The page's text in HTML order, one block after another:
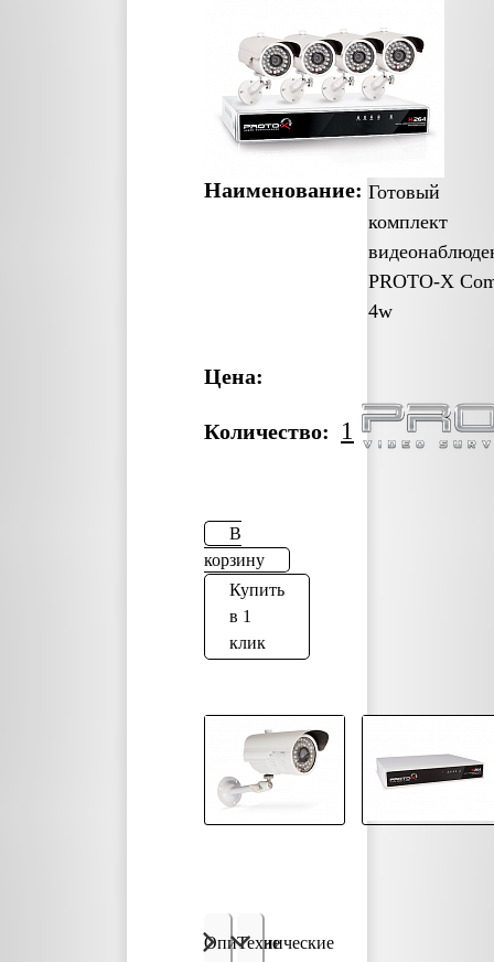
Наименование: Готовый
комплект
PROTO-X
4w
Цена:
Количество: 1
В
корзину
Купить
в 1
клик
Описание
Технические